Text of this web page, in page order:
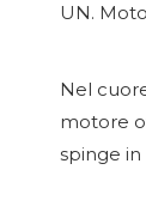
UN.
Nel
motore
spinge in